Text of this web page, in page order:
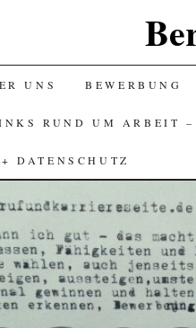
UNS BEWERBUNG
RUND UM ARBEIT
DATENSCHUTZ